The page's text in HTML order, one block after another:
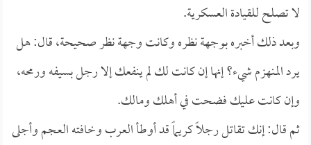
لا تصلح للقيادة العسكرية.
وبعد ذلك أخبره بوجهة نظره وكانت وجهة نظر صحيحة، قال: هل
يرد المنهزم شيء؟ إنها إن كانت لك لم ينفعك إلا رجل بسيفه ورمحه،
وإن كانت عليك فضحت في أهلك ومالك.
ثم قال: إنك تقاتل رجلاً كريماً قد أوطأ العرب وخافته العجم وأجلى